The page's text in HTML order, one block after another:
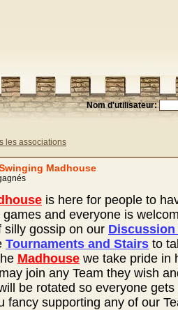
Nom d'utilisateur:
les associations
Madhouse
is here for people to
games and everyone is
silly gossip on our
Tournaments and Stairs to
Madhouse we take pride in
join any Team they wish
be rotated so everyone gets
fancy supporting any of our